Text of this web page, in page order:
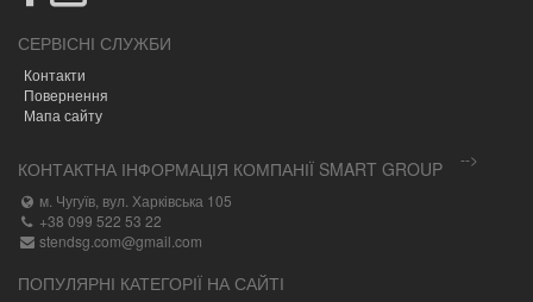
СЕРВІСНІ СЛУЖБИ
Контакти
Повернення
Мапа сайту
-->
КОНТАКТНА ІНФОРМАЦІЯ КОМПАНІЇ SMART GROUP
м. Чугуїв, вул. Харківська 105
+38 099 522 53 22
stendsg.com@gmail.com
ПОПУЛЯРНІ КАТЕГОРІЇ НА САЙТІ